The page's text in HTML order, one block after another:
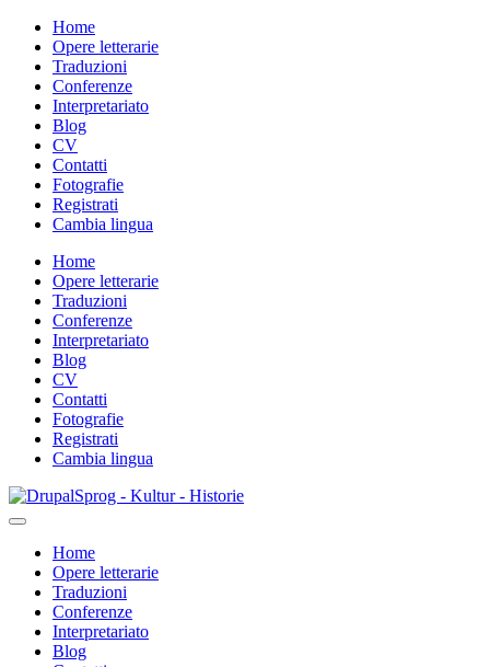
Home
Opere letterarie
Traduzioni
Conferenze
Interpretariato
Blog
CV
Contatti
Fotografie
Registrati
Cambia lingua
Home
Opere letterarie
Traduzioni
Conferenze
Interpretariato
Blog
CV
Contatti
Fotografie
Registrati
Cambia lingua
Salta
al
principale
Sprog - Kultur - Historie
Primær
navigation
Home
Opere letterarie
Traduzioni
Conferenze
Interpretariato
Blog